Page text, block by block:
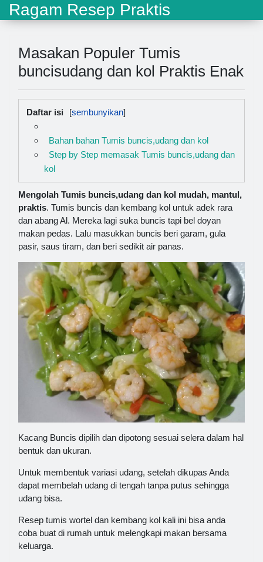
Ragam Resep Praktis
Masakan Populer Tumis
buncisudang dan kol Praktis Enak
Daftar isi
Bahan bahan Tumis buncis,udang dan kol
Step by Step memasak Tumis buncis,udang dan
kol
Mengolah Tumis buncis,udang dan kol mudah, mantul,
praktis. Tumis buncis dan kembang kol untuk adek rara
dan abang Al. Mereka lagi suka buncis tapi bel doyan
makan pedas. Lalu masukkan buncis beri garam, gula
pasir, saus tiram, dan beri sedikit air panas.
Kacang Buncis dipilih dan dipotong sesuai selera dalam hal
bentuk dan ukuran.
Untuk membentuk variasi udang, setelah dikupas Anda
dapat membelah udang di tengah tanpa putus sehingga
udang bisa.
Resep tumis wortel dan kembang kol kali ini bisa anda
coba buat di rumah untuk melengkapi makan bersama
keluarga.